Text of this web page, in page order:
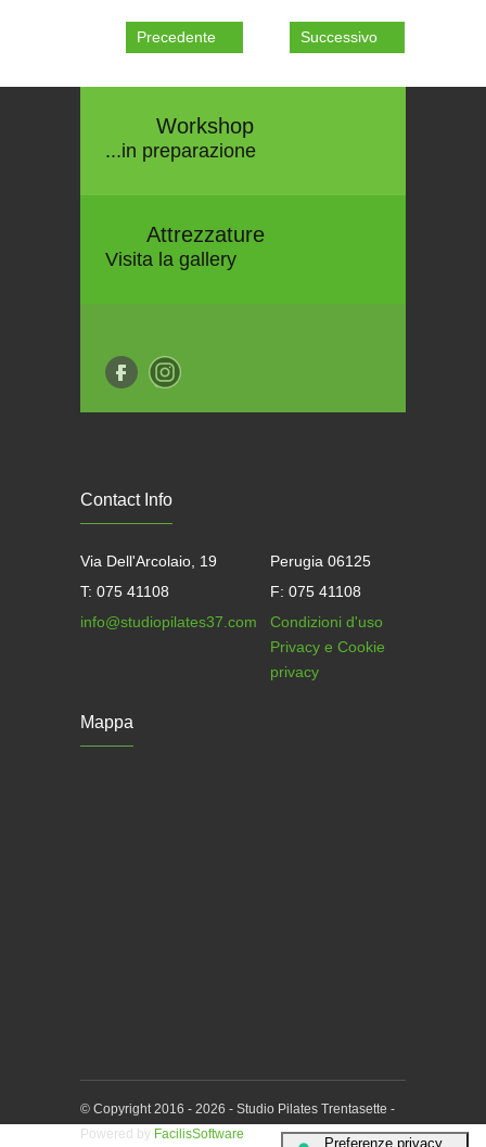
Precedente Successivo
Workshop
...in preparazione
Attrezzature
Visita la gallery
Contact Info
Via Dell'Arcolaio, 19
Perugia 06125
T: 075 41108
F: 075 41108
info@studiopilates37.com
Condizioni d'uso
Privacy e Cookie
privacy
Mappa
© Copyright 2016 - 2026 - Studio Pilates Trentasette -
Powered by FacilisSoftware